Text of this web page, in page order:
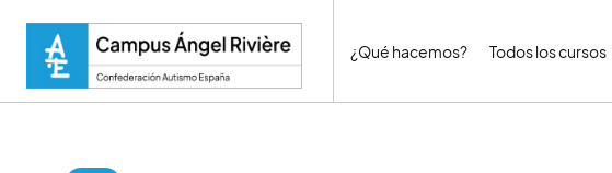
¿Qué hacemos? Todos los cursos